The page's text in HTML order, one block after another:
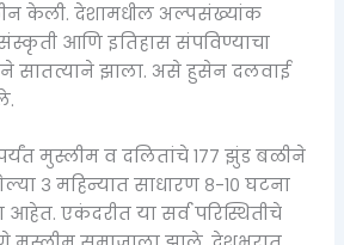
केली. देशामधील अल्पसंख्यांक
संस्कृती आणि इतिहास संपविण्याचा
सातत्याने झाला. असे हुसेन दलवाई
मुस्लीम व दलितांचे १७७ झुंड बळीने
३ महिन्यात साधारण ८-१० घटना
एकंदरीत या सर्व परिस्थितीचे